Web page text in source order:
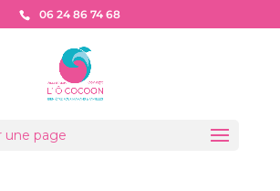
06 24 86 74 68
une page